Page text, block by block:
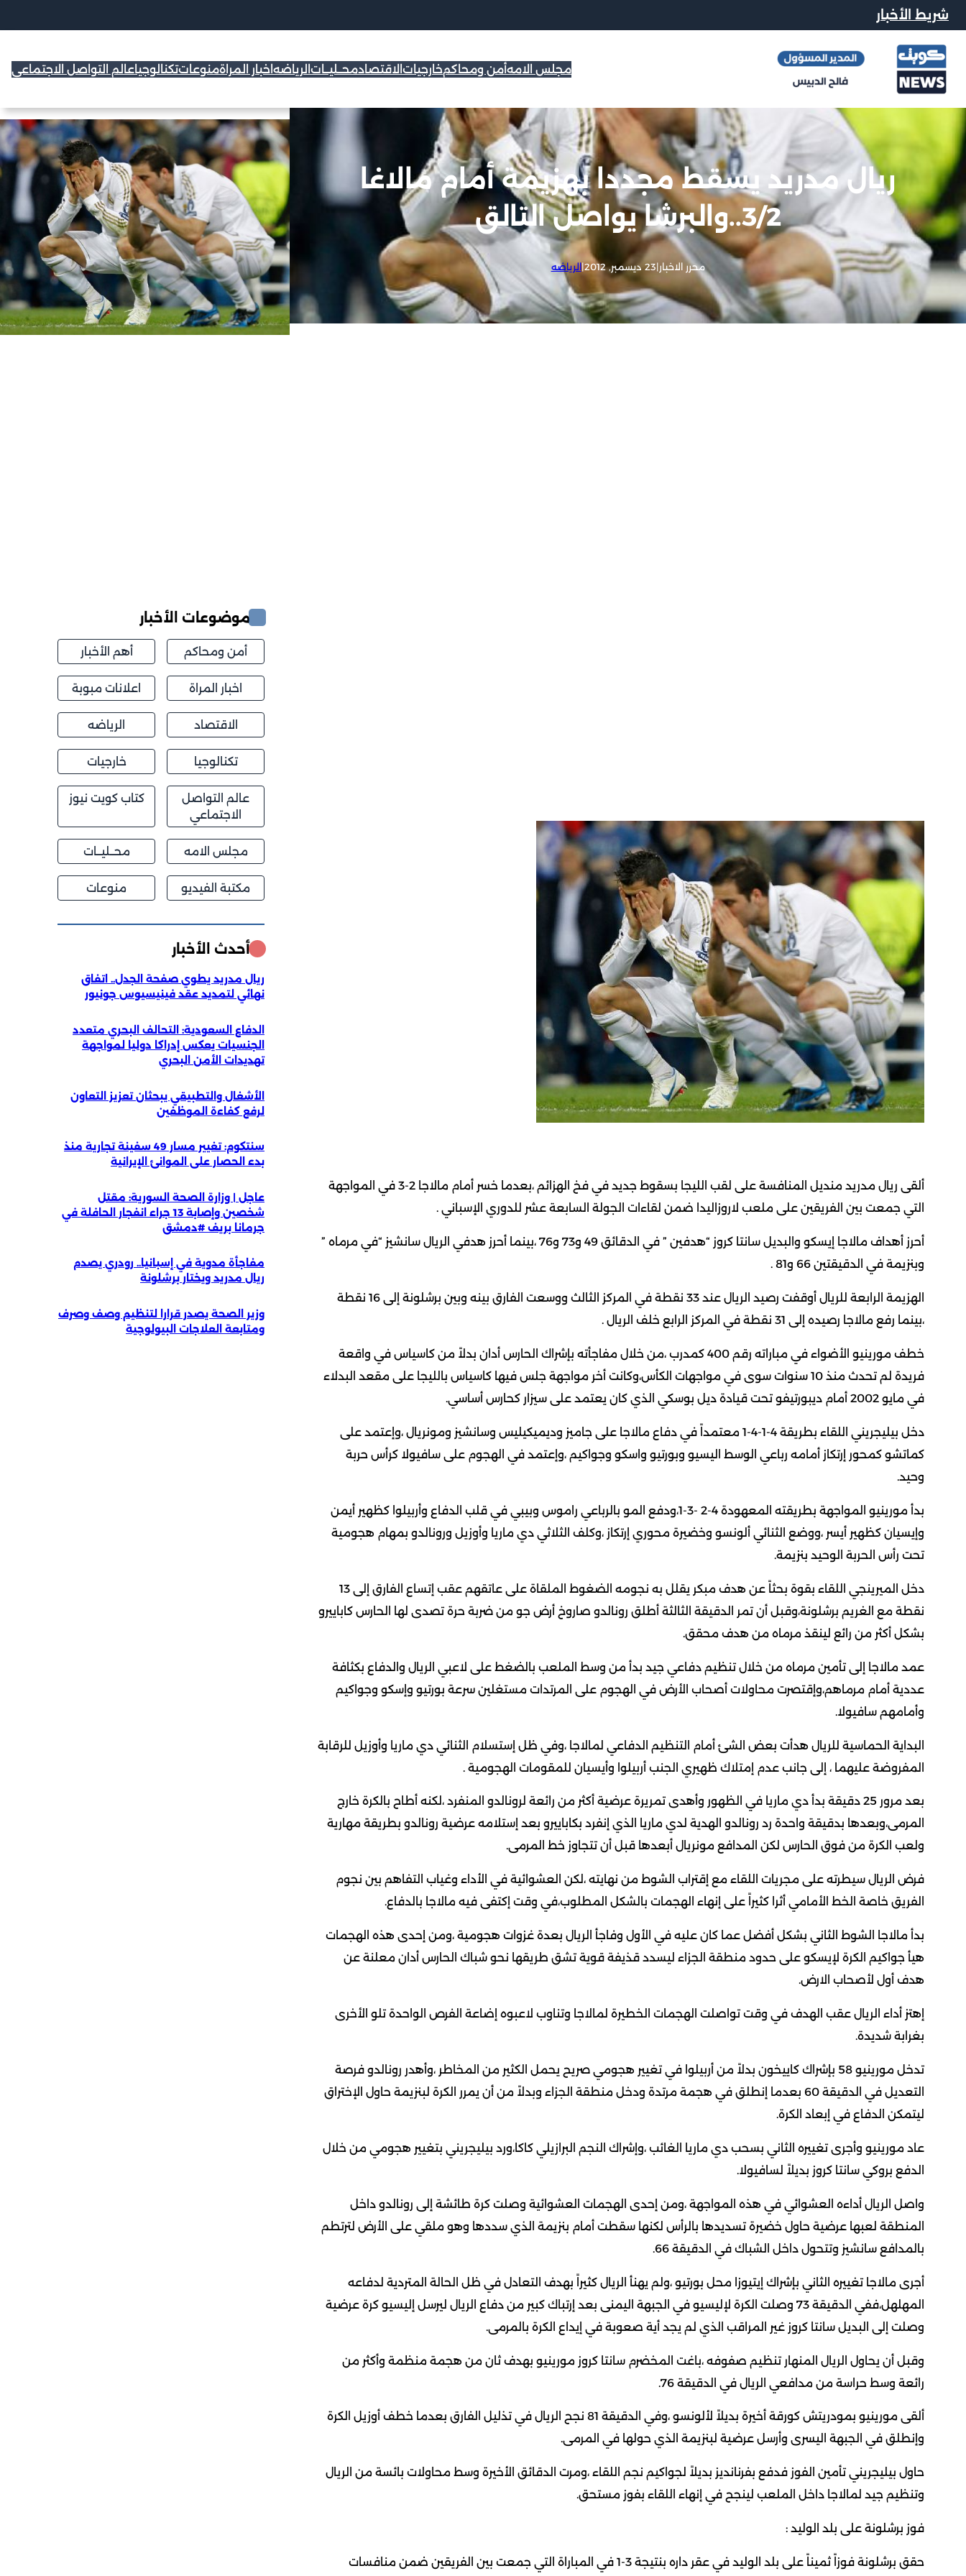
شريط الأخبار
مجلس الامهأمن ومحاكمخارجيات الاقتصادمحــليــات الرياضه اخبار المراةمنوعاتتكنالوجياعالم التواصل الاجتماعي
ريال مدريد يسقط مجددا بهزيمة أمام مالاغا
3/2..والبرشا يواصل التالق
محرر الاخبار|23 ديسمبر, 2012 |الرياضه
ألقى ريال مدريد منديل المنافسة على لقب الليجا بسقوط جديد في فخ الهزائم ،بعدما خسر أمام مالاجا 2-3 في المواجهة
التي جمعت بين الفريقين على ملعب لاروزاليدا ضمن لقاءات الجولة السابعة عشر للدوري الإسباني .
أحرز أهداف مالاجا إيسكو والبديل سانتا كروز “هدفين ” في الدقائق 49 و73 و76 ،بينما أحرز هدفي الريال سانشيز “في مرماه ”
وبنزيمة في الدقيقتين 66 و81 .
الهزيمة الرابعة للريال أوقفت رصيد الريال عند 33 نقطة في المركز الثالث ووسعت الفارق بينه وبين برشلونة إلى 16 نقطة
،بينما رفع مالاجا رصيده إلى 31 نقطة في المركز الرابع خلف الريال .
خطف مورينيو الأضواء في مباراته رقم 400 كمدرب ،من خلال مفاجأته بإشراك الحارس أدان بدلاً من كاسياس في واقعة
فريدة لم تحدث منذ 10 سنوات سوى في مواجهات الكأس،وكانت أخر مواجهة جلس فيها كاسياس بالليجا على مقعد البدلاء
في مايو 2002 أمام ديبورتيفو تحت قيادة ديل بوسكي الذي كان يعتمد على سيزار كحارس أساسي.
دخل بيليجريني اللقاء بطريقة 4-1-4-1 معتمداً في دفاع مالاجا على جاميز وديميكيليس وسانشيز ومونريال ،وإعتمد على
كماتشو كمحور إرتكاز أمامه رباعي الوسط اليسيو وبورتيو واسكو وجواكيم ،وإعتمد في الهجوم على سافيولا كرأس حربة
وحيد.
بدأ مورينيو المواجهة بطريقته المعهودة 4-2 -3-1،ودفع المو بالرباعي راموس وبيبي في قلب الدفاع وأربيلوا كظهير أيمن
وإيسيان كظهير أيسر ،ووضع الثنائي ألونسو وخضيرة محوري إرتكاز ،وكلف الثلاثي دي ماريا وأوزيل ورونالدو بمهام هجومية
تحت رأس الحربة الوحيد بنزيمة.
دخل الميرينجي اللقاء بقوة بحثاً عن هدف مبكر يقلل به نجومه الضغوط الملقاة على عاتقهم عقب إتساع الفارق إلى 13
نقطة مع الغريم برشلونة،وقبل أن تمر الدقيقة الثالثة أطلق رونالدو صاروخ أرض جو من ضربة حرة تصدى لها الحارس كاباييرو
بشكل أكثر من رائع لينقذ مرماه من هدف محقق.
عمد مالاجا إلى تأمين مرماه من خلال تنظيم دفاعي جيد بدأ من وسط الملعب بالضغط على لاعبي الريال والدفاع بكثافة
عددية أمام مرماهم،وإقتصرت محاولات أصحاب الأرض في الهجوم على المرتدات مستغلين سرعة بورتيو وإسكو وجواكيم
وأمامهم سافيولا.
البداية الحماسية للريال هدأت بعض الشئ أمام التنظيم الدفاعي لمالاجا ،وفي ظل إستسلام الثنائي دي ماريا وأوزيل للرقابة
المفروضة عليهما ، إلى جانب عدم إمتلاك ظهيري الجنب أربيلوا وأيسيان للمقومات الهجومية .
بعد مرور 25 دقيقة بدأ دي ماريا في الظهور وأهدى تمريرة عرضية أكثر من رائعة لرونالدو المنفرد ،لكنه أطاح بالكرة خارج
المرمى،وبعدها بدقيقة واحدة رد رونالدو الهدية لدي ماريا الذي إنفرد بكاباييرو بعد إستلامه عرضية رونالدو بطريقة مهارية
ولعب الكرة من فوق الحارس لكن المدافع مونريال أبعدها قبل أن تتجاوز خط المرمى.
فرض الريال سيطرته على مجريات اللقاء مع إقتراب الشوط من نهايته ،لكن العشوائية في الأداء وغياب التفاهم بين نجوم
الفريق خاصة الخط الأمامي أثرا كثيراً على إنهاء الهجمات بالشكل المطلوب،في وقت إكتفى فيه مالاجا بالدفاع.
بدأ مالاجا الشوط الثاني بشكل أفضل عما كان عليه في الأول وفاجأ الريال بعدة غزوات هجومية ،ومن إحدى هذه الهجمات
هيأ جواكيم الكرة لإيسكو على حدود منطقة الجزاء ليسدد قذيفة قوية تشق طريقها نحو شباك الحارس أدان معلنة عن
هدف أول لأصحاب الارض.
إهتز أداء الريال عقب الهدف في وقت تواصلت الهجمات الخطيرة لمالاجا وتناوب لاعبوه إضاعة الفرص الواحدة تلو الأخرى
بغرابة شديدة.
تدخل مورينيو 58 بإشراك كاييخون بدلاً من أربيلوا في تغيير هجومي صريح يحمل الكثير من المخاطر ،وأهدر رونالدو فرصة
التعديل في الدقيقة 60 بعدما إنطلق في هجمة مرتدة ودخل منطقة الجزاء وبدلاً من أن يمرر الكرة لبنزيمة حاول الإختراق
ليتمكن الدفاع في إبعاد الكرة.
عاد مورينيو وأجرى تغييره الثاني بسحب دي ماريا الغائب ،وإشراك النجم البرازيلي كاكا،ورد بيليجريني بتغيير هجومي من خلال
الدفع بروكي سانتا كروز بديلاً لسافيولا.
واصل الريال أداءه العشوائي في هذه المواجهة ،ومن إحدى الهجمات العشوائية وصلت كرة طائشة إلى رونالدو داخل
المنطقة لعبها عرضية حاول خضيرة تسديدها بالرأس لكنها سقطت أمام بنزيمة الذي سددها وهو ملقي على الأرض لترتطم
بالمدافع سانشيز وتتحول داخل الشباك في الدقيقة 66.
أجرى مالاجا تغييره الثاني بإشراك إيتيوزا محل بورتيو ،ولم يهنأ الريال كثيراً بهدف التعادل في ظل الحالة المتردية لدفاعه
المهلهل،ففي الدقيقة 73 وصلت الكرة لإليسيو في الجبهة اليمنى بعد إرتباك كبير من دفاع الريال ليرسل إليسيو كرة عرضية
وصلت إلى البديل سانتا كروز غير المراقب الذي لم يجد أية صعوبة في إيداع الكرة بالمرمى.
وقبل أن يحاول الريال المنهار تنظيم صفوفه ،باغت المخضرم سانتا كروز مورينيو بهدف ثان من هجمة منظمة وأكثر من
رائعة وسط حراسة من مدافعي الريال في الدقيقة 76.
ألقى مورينيو بمودريتش كورقة أخيرة بديلاً لألونسو ،وفي الدقيقة 81 نجح الريال في تذليل الفارق بعدما خطف أوزيل الكرة
وإنطلق في الجبهة اليسرى وأرسل عرضية لبنزيمة الذي حولها في المرمى.
حاول بيليجريني تأمين الفوز فدفع بفرنانديز بديلاً لجواكيم نجم اللقاء ،ومرت الدقائق الأخيرة وسط محاولات بائسة من الريال
وتنظيم جيد لمالاجا داخل الملعب لينجح في إنهاء اللقاء بفوز مستحق.
فوز برشلونة على بلد الوليد :
حقق برشلونة فوزاً ثميناً على بلد الوليد في عقر داره بنتيجة 3-1 في المباراة التي جمعت بين الفريقين ضمن منافسات
موضوعات الأخبار
أمن ومحاكم أهم الأخبار
اخبار المراة اعلانات مبوبة
الاقتصاد الرياضه
تكنالوجيا خارجيات
عالم التواصل
الاجتماعي
كتاب كويت نيوز
مجلس الامه محــليــات
مكتبة الفيديو منوعات
أحدث الأخبار
ريال مدريد يطوي صفحة الجدل.. اتفاق
نهائي لتمديد عقد فينيسيوس جونيور
الدفاع السعودية: التحالف البحري متعدد
الجنسيات يعكس إدراكا دوليا لمواجهة
تهديدات الأمن البحري
الأشغال والتطبيقي يبحثان تعزيز التعاون
لرفع كفاءة الموظفين
سنتكوم: تغيير مسار 49 سفينة تجارية منذ
بدء الحصار على الموانئ الإيرانية
عاجل | وزارة الصحة السورية: مقتل
شخصين وإصابة 13 جراء انفجار الحافلة في
جرمانا بريف #دمشق
مفاجأة مدوية في إسبانيا.. رودري يصدم
ريال مدريد ويختار برشلونة
وزير الصحة يصدر قرارا لتنظيم وصف وصرف
ومتابعة العلاجات البيولوجية